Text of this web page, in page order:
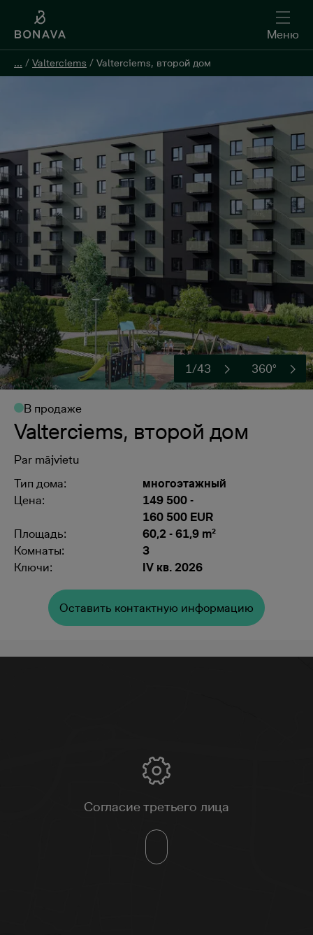
Меню
... / Valterciems / Valterciems, второй дом
1/43 360°
В продаже
Valterciems, второй дом
Par mājvietu
Тип дома:
многоэтажный
Цена:
149 500 -
160 500 EUR
Площадь:
60,2 - 61,9 m²
Комнаты:
3
Ключи:
IV кв. 2026
Oставить контактную информацию
Меню
... / Valterciems / Valterciems, второй дом
Согласие третьего лица